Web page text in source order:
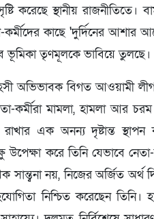
করেছে স্থানীয় রাজনীতিতে।
কর্মীদের কাছে 'দুর্দিনের
ভূমিকা তৃণমূলকে ভাবিয়ে তুলছে।
অভিভাবক বিগত আওয়ামী
কর্মীরা মামলা, হামলা আর
এক অনন্য দৃষ্টান্ত
উপেক্ষা করে তিনি যেভাবে
নয়, নিজের অর্জিত অর্থ
নিশ্চিত করেছেন তিনি।